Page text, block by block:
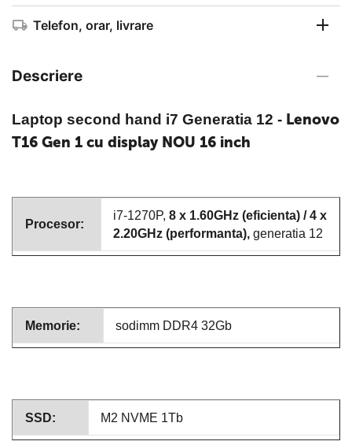
Telefon, orar, livrare
Descriere
Laptop second hand i7 Generatia 12 - Lenovo
T16 Gen 1 cu display NOU 16 inch
Procesor:
i7-1270P, 8 x 1.60GHz (eficienta) / 4 x
2.20GHz (performanta), generatia 12
Memorie: sodimm DDR4 32Gb
SSD: M2 NVME 1Tb